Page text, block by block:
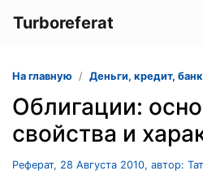
Turboreferat
На главную Деньги, кредит,
Облигации:
свойства и
Реферат, 28 Августа 2010, автор: